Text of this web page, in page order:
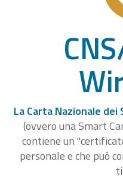
La Carta Nazionale dei
(ovvero una Smart
contiene un
personale e che può